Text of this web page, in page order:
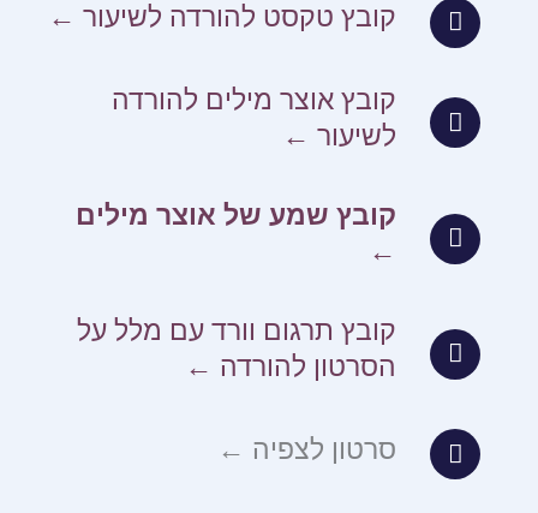
קובץ טקסט להורדה לשיעור ←
קובץ אוצר מילים להורדה
לשיעור ←
קובץ שמע של אוצר מילים
←
קובץ תרגום וורד עם מלל על
הסרטון להורדה ←
סרטון לצפיה ←